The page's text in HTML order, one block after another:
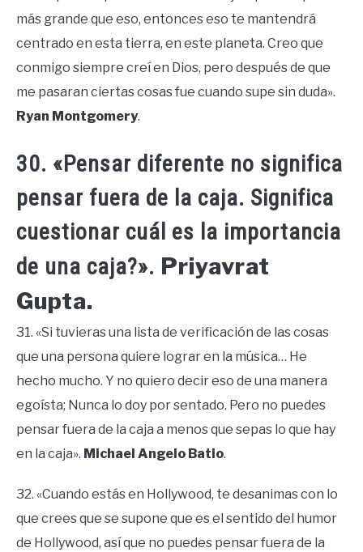
más grande que eso, entonces eso te mantendrá
centrado en esta tierra, en este planeta. Creo que
conmigo siempre creí en Dios, pero después de que
me pasaran ciertas cosas fue cuando supe sin duda».
Ryan Montgomery.
30. «Pensar diferente no significa
pensar fuera de la caja. Significa
cuestionar cuál es la importancia
de una caja?». Priyavrat
Gupta.
31. «Si tuvieras una lista de verificación de las cosas
que una persona quiere lograr en la música… He
hecho mucho. Y no quiero decir eso de una manera
egoísta; Nunca lo doy por sentado. Pero no puedes
pensar fuera de la caja a menos que sepas lo que hay
en la caja». Michael Angelo Batio.
32. «Cuando estás en Hollywood, te desanimas con lo
que crees que se supone que es el sentido del humor
de Hollywood, así que no puedes pensar fuera de la